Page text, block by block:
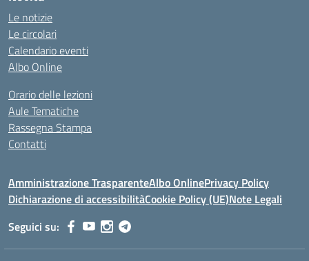
Le notizie
Le circolari
Calendario eventi
Albo Online
Orario delle lezioni
Aule Tematiche
Rassegna Stampa
Contatti
Amministrazione TrasparenteAlbo OnlinePrivacy Policy
Dichiarazione di accessibilitàCookie Policy (UE)Note Legali
Seguici su: